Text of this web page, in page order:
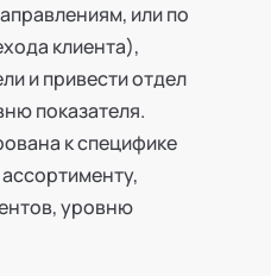
или по
клиента),
и привести отдел
показателя.
к специфике
уровню